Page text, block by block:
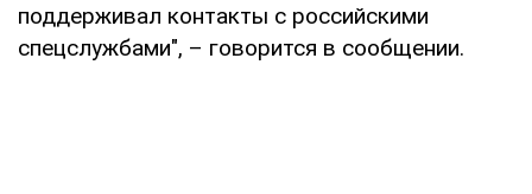
поддерживал контакты с российскими
спецслужбами", – говорится в сообщении.